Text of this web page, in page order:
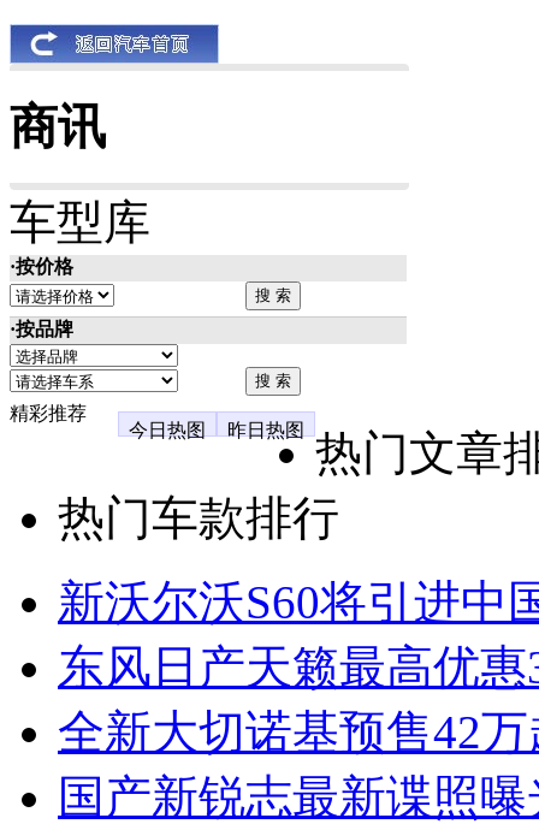
商讯
车型库
·按价格
·按品牌
精彩推荐
今日热图
昨日热图
热门文章
热门车款排行
新沃尔沃S60将引进中
东风日产天籁最高优
全新大切诺基预售42
国产新锐志最新谍照